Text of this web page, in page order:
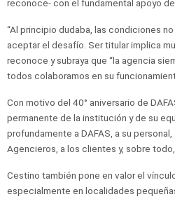
reconoce- con el fundamental apoyo de
“Al principio dudaba, las condiciones
aceptar el desafío. Ser titular implica
reconoce y subraya que “la agencia
todos colaboramos en su
Con motivo del 40° aniversario de
permanente de la institución y de su
profundamente a DAFAS, a su
Agencieros, a los clientes y, sobre todo,
Cestino también pone en valor el
especialmente en localidades